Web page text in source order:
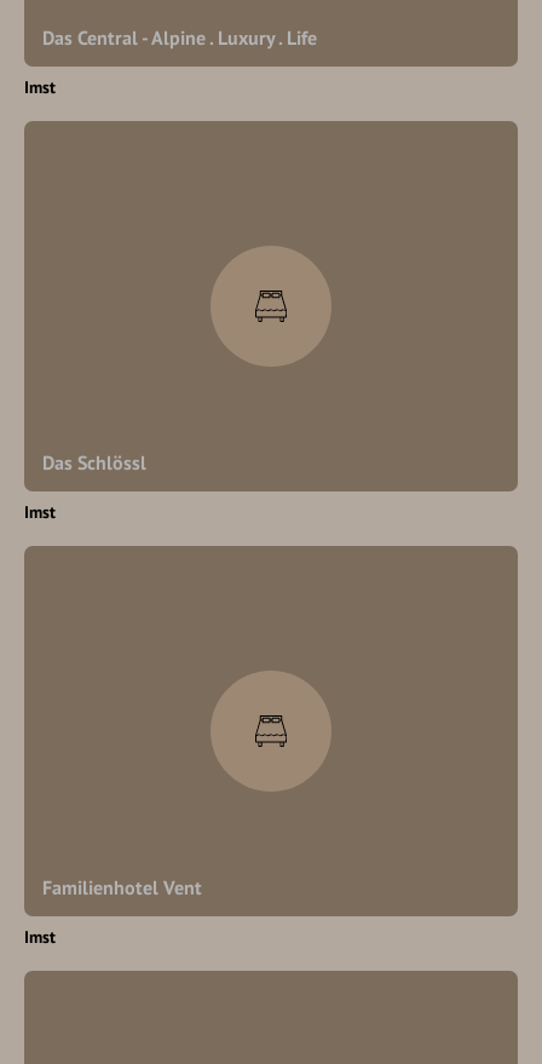
Das Central - Alpine . Luxury . Life
Imst
Das Schlössl
Imst
Familienhotel Vent
Imst